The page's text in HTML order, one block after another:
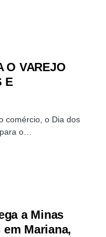
O VAREJO
E
comércio, o Dia dos
o…
a Minas
Mariana,